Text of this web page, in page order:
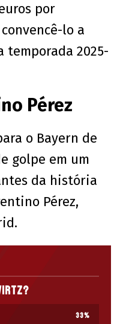
por
lo a
temporada 2025-
Pérez
o Bayern de
golpe em um
da história
Pérez,
33%